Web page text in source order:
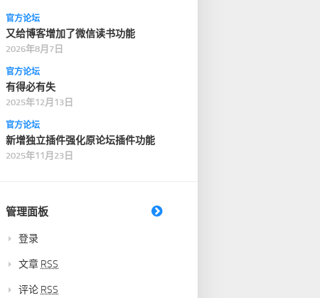
官方论坛
又给博客增加了微信读书功能
2026年8月7日
官方论坛
有得必有失
2025年12月13日
官方论坛
新增独立插件强化原论坛插件功能
2025年11月23日
管理面板
登录
文章 RSS
评论 RSS